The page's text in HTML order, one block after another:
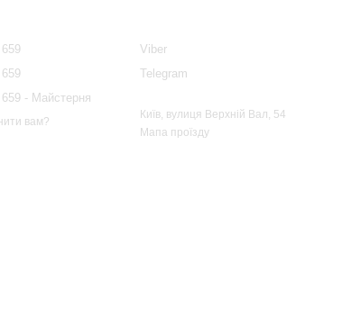
- Майстерня
вам?
Viber
Telegram
Київ, вулиця Верхній Вал, 54
Мапа проїзду